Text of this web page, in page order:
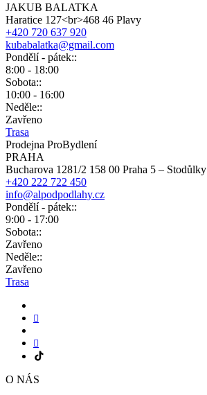
JAKUB BALATKA
Haratice 127<br>468 46 Plavy
+420 720 637 920
kubabalatka@gmail.com
Pondělí - pátek::
8:00 - 18:00
Sobota::
10:00 - 16:00
Neděle::
Zavřeno
Trasa
Prodejna ProBydlení
PRAHA
Bucharova 1281/2 158 00 Praha 5 – Stodůlky
+420 222 722 450
info@alpodpodlahy.cz
Pondělí - pátek::
9:00 - 17:00
Sobota::
Zavřeno
Neděle::
Zavřeno
Trasa
O NÁS